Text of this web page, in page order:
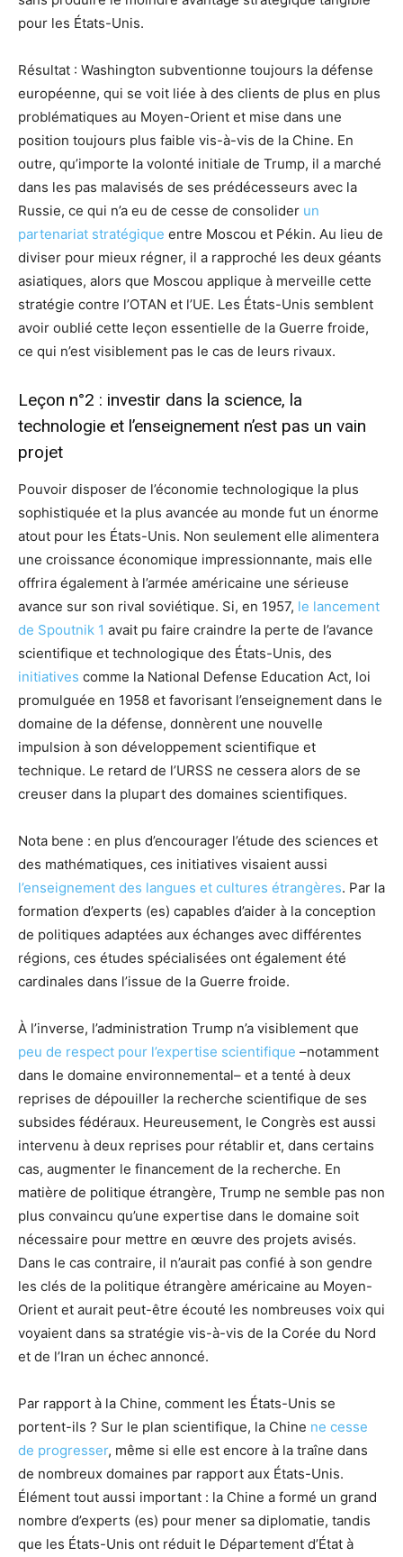
pour les États-Unis.
Résultat : Washington subventionne toujours la défense
européenne, qui se voit liée à des clients de plus en plus
problématiques au Moyen-Orient et mise dans une
position toujours plus faible vis-à-vis de la Chine. En
outre, qu’importe la volonté initiale de Trump, il a marché
dans les pas malavisés de ses prédécesseurs avec la
Russie, ce qui n’a eu de cesse de consolider un
partenariat stratégique entre Moscou et Pékin. Au lieu de
diviser pour mieux régner, il a rapproché les deux géants
asiatiques, alors que Moscou applique à merveille cette
stratégie contre l’OTAN et l’UE. Les États-Unis semblent
avoir oublié cette leçon essentielle de la Guerre froide,
ce qui n’est visiblement pas le cas de leurs rivaux.
Leçon n°2 : investir dans la science, la
technologie et l’enseignement n’est pas un vain
projet
Pouvoir disposer de l’économie technologique la plus
sophistiquée et la plus avancée au monde fut un énorme
atout pour les États-Unis. Non seulement elle alimentera
une croissance économique impressionnante, mais elle
offrira également à l’armée américaine une sérieuse
avance sur son rival soviétique. Si, en 1957, le lancement
de Spoutnik 1 avait pu faire craindre la perte de l’avance
scientifique et technologique des États-Unis, des
initiatives comme la National Defense Education Act, loi
promulguée en 1958 et favorisant l’enseignement dans le
domaine de la défense, donnèrent une nouvelle
impulsion à son développement scientifique et
technique. Le retard de l’URSS ne cessera alors de se
creuser dans la plupart des domaines scientifiques.
Nota bene : en plus d’encourager l’étude des sciences et
des mathématiques, ces initiatives visaient aussi
l’enseignement des langues et cultures étrangères. Par la
formation d’experts (es) capables d’aider à la conception
de politiques adaptées aux échanges avec différentes
régions, ces études spécialisées ont également été
cardinales dans l’issue de la Guerre froide.
À l’inverse, l’administration Trump n’a visiblement que
peu de respect pour l’expertise scientifique –notamment
dans le domaine environnemental– et a tenté à deux
reprises de dépouiller la recherche scientifique de ses
subsides fédéraux. Heureusement, le Congrès est aussi
intervenu à deux reprises pour rétablir et, dans certains
cas, augmenter le financement de la recherche. En
matière de politique étrangère, Trump ne semble pas non
plus convaincu qu’une expertise dans le domaine soit
nécessaire pour mettre en œuvre des projets avisés.
Dans le cas contraire, il n’aurait pas confié à son gendre
les clés de la politique étrangère américaine au Moyen-
Orient et aurait peut-être écouté les nombreuses voix qui
voyaient dans sa stratégie vis-à-vis de la Corée du Nord
et de l’Iran un échec annoncé.
Par rapport à la Chine, comment les États-Unis se
portent-ils ? Sur le plan scientifique, la Chine ne cesse
de progresser, même si elle est encore à la traîne dans
de nombreux domaines par rapport aux États-Unis.
Élément tout aussi important : la Chine a formé un grand
nombre d’experts (es) pour mener sa diplomatie, tandis
que les États-Unis ont réduit le Département d’État à